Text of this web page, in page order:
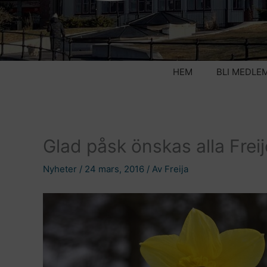
HEM BLI
Glad påsk önskas alla
Nyheter / 24 mars, 2016 / Av Freija